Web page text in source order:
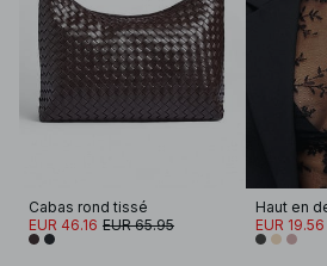
Cabas rond tissé
EUR 46.16 EUR 65.95
EUR 19.56